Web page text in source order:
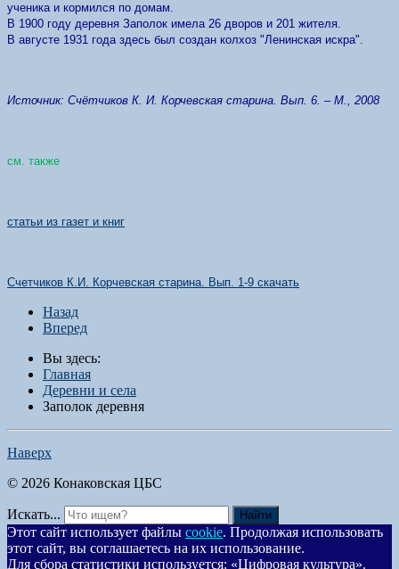
ученика и кормился по домам.
В 1900 году деревня Заполок имела 26 дворов и 201 жителя.
В августе 1931 года здесь был создан колхоз "Ленинская искра".
Источник: Счётчиков К. И. Корчевская старина. Вып. 6. – М., 2008
см. также
статьи из газет и книг
Счетчиков К.И. Корчевская старина. Вып. 1-9 скачать
Назад
Вперед
Вы здесь:
Главная
Деревни и села
Заполок деревня
Наверх
© 2026 Конаковская ЦБС
Искать... Найти
Этот сайт использует файлы cookie. Продолжая использовать
этот сайт, вы соглашаетесь на их использование.
Для сбора статистики используется: «Цифровая культура».